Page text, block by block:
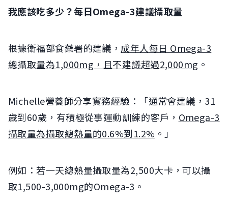
我應該吃多少？每日Omega-3建議攝取量
根據衛福部食藥署的建議， 成年人每日 Omega-3
總攝取量為1,000mg，且不建議超過2,000mg 。
Michelle營養師分享實務經驗：「通常會建議，31
歲到60歲，有積極從事運動訓練的客戶， Omega-3
攝取量為攝取總熱量的0.6%到1.2% 。」
例如：若一天總熱量攝取量為2,500大卡，可以攝
取1,500-3,000mg的Omega-3。